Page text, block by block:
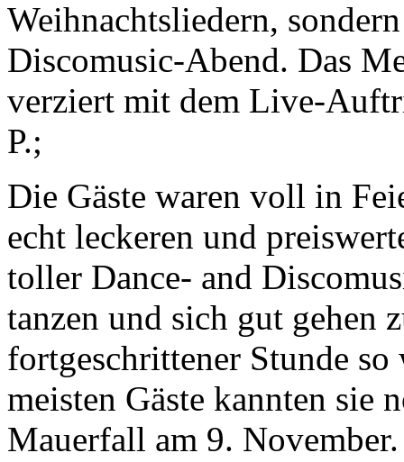
Weihnachtsliedern,
Discomusic-Abend. Das
verziert mit dem Live-
P.;
Die Gäste waren voll in
echt leckeren und
toller Dance- and
tanzen und sich gut gehen
fortgeschrittener Stunde
meisten Gäste kannten sie
Mauerfall am 9.